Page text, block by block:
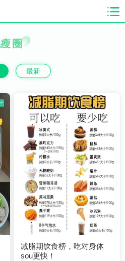
瘦圈
最新
sou更快！